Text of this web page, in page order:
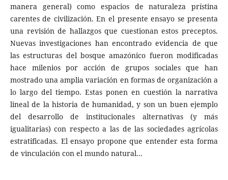
manera general) como espacios de naturaleza prístina
carentes de civilización. En el presente ensayo se presenta
una revisión de hallazgos que cuestionan estos preceptos.
Nuevas investigaciones han encontrado evidencia de que
las estructuras del bosque amazónico fueron modificadas
hace milenios por acción de grupos sociales que han
mostrado una amplia variación en formas de organización a
lo largo del tiempo. Estas ponen en cuestión la narrativa
lineal de la historia de humanidad, y son un buen ejemplo
del desarrollo de institucionales alternativas (y más
igualitarias) con respecto a las de las sociedades agrícolas
estratificadas. El ensayo propone que entender esta forma
de vinculación con el mundo natural...